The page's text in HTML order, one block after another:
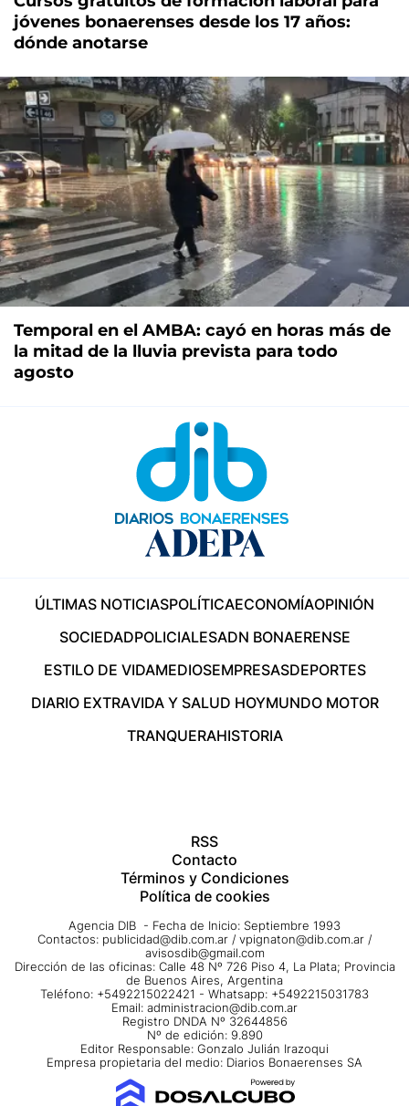
jóvenes bonaerenses desde los 17 años:
dónde anotarse
Temporal en el AMBA: cayó en horas más de
la mitad de la lluvia prevista para todo
agosto
ÚLTIMAS NOTICIASPOLÍTICAECONOMÍAOPINIÓN
SOCIEDADPOLICIALESADN BONAERENSE
ESTILO DE VIDAMEDIOSEMPRESASDEPORTES
DIARIO EXTRAVIDA Y SALUD HOYMUNDO MOTOR
TRANQUERAHISTORIA
RSS
Contacto
Términos y Condiciones
Política de cookies
Agencia DIB - Fecha de Inicio: Septiembre 1993
Contactos: publicidad@dib.com.ar / vpignaton@dib.com.ar /
avisosdib@gmail.com
Dirección de las oficinas: Calle 48 Nº 726 Piso 4, La Plata; Provincia
de Buenos Aires, Argentina
Teléfono: +5492215022421 - Whatsapp: +5492215031783
Email: administracion@dib.com.ar
Registro DNDA Nº 32644856
Nº de edición: 9.890
Editor Responsable: Gonzalo Julián Irazoqui
Empresa propietaria del medio: Diarios Bonaerenses SA